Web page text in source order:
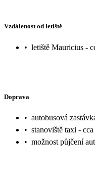
Vzdálenost od letiště
• letiště Mauricius -
Doprava
• autobusová
• stanoviště taxi -
• možnost půjčení